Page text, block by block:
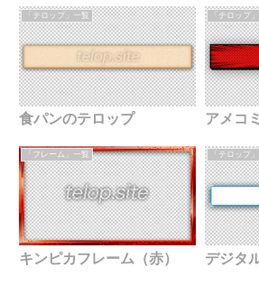
「テロップ」一覧
食パンのテロップ
「テロップ
アメコ
「フレーム」一覧
キンピカフレーム（赤）
「テロップ
デジタ